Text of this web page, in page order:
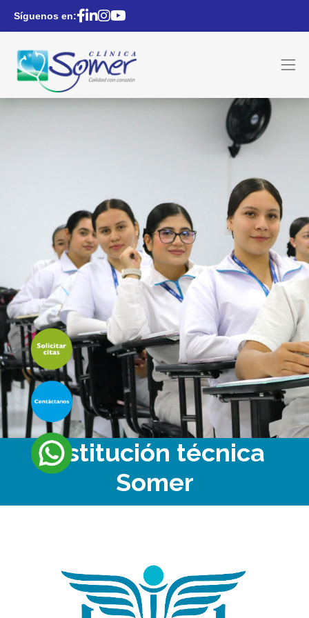
Síguenos en:
Institución técnica
Somer